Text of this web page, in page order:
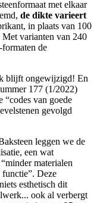
met elkaar
de dikte varieert
in plaats van 100
varianten van 240
de
blijft ongewijzigd! En
177 (1/2022)
“codes van goede
gevolgd
leggen we de
een wat
materialen
Deze
esthetisch dit
ook al verbergt